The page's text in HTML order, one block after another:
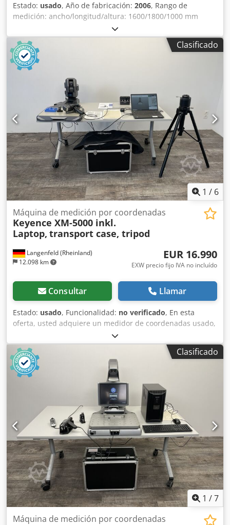
Estado: usado, Año de fabricación: 2006, Rango de
medición: ancho/longitud/altura: 1600/1800/1000 mm
Dimensiones: ancho/longitud/altura: 2450/2940/3800 mm
Peso máximo de la pieza de trabajo: 3500 kg Peso de la
máquina de medición: 8500 kg Dcedpfxjzn Iuce Al Rjk
Velocidad de avance: 0 - 5 mm/s Modo de configuración: 0
- 70 mm/s Modo de medición en serie: Eje: máx. 300 mm/s
Vector: máx. 425 mm/s Versión del software Calybso 2023/
Service Pack 2 --- Versión 7.6.08 Varios palpadores de
medición Cabezal de medición
Clasificado
1 / 6
Langenfeld (Rheinland)
12.098 km
Máquina de medición por coordenadas
Keyence XM-5000 inkl.
Laptop, transport case, tripod
EUR 16.990
EXW precio fijo IVA no incluído
Consultar Llamar
Estado: usado, Funcionalidad: no verificado, En esta
oferta, usted adquiere un medidor de coordenadas usado,
modelo "Keyence XM-5000". Objeto de la venta: 1x Keyence
XM-5000 con las siguientes características: Incluye portátil
con el software necesario para su uso. Incluye maletín de
transporte. Incluye estación de carga de batería. Incluye
trípode. Estado: Esta oferta corresponde a un dispositivo
usado, que puede presentar algunas señales de uso
(pequeños arañazos o decoloraciones). El dispositivo ha
sido probado y funciona correctamente. Embalaje y envío:
Dsdoy Iaayopfx Al Rock Puede visitar nuestras
instalaciones durante el horario de atención para ver el
dispositivo. ¡Concertemos una cita! Ofrecemos embalaje
marítimo y envío a nivel mundial, bajo petición. Antes del
envío o la recogida, realizaremos una prueba de
funcionamiento y la grabaremos en vídeo para usted. Para
obtener más información, no dude en ponerse en contacto
con nosotros.
Clasificado
1 /7
Máquina de medición por coordenadas